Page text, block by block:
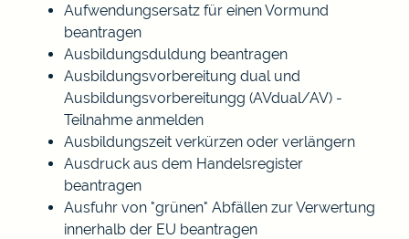
Aufwendungsersatz für einen Vormund
beantragen
Ausbildungsduldung beantragen
Ausbildungsvorbereitung dual und
Ausbildungsvorbereitungg (AVdual/AV) -
Teilnahme anmelden
Ausbildungszeit verkürzen oder verlängern
Ausdruck aus dem Handelsregister
beantragen
Ausfuhr von "grünen" Abfällen zur Verwertung
innerhalb der EU beantragen